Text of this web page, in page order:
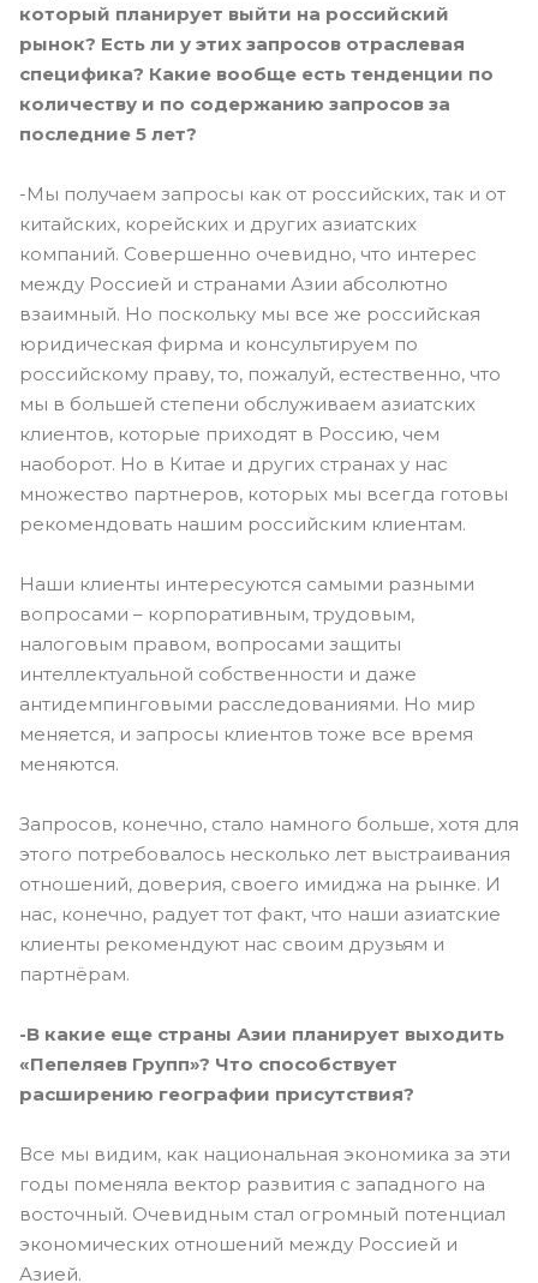
который планирует выйти на российский
рынок? Есть ли у этих запросов отраслевая
специфика? Какие вообще есть тенденции по
количеству и по содержанию запросов за
последние 5 лет?
-Мы получаем запросы как от российских, так и от
китайских, корейских и других азиатских
компаний. Совершенно очевидно, что интерес
между Россией и странами Азии абсолютно
взаимный. Но поскольку мы все же российская
юридическая фирма и консультируем по
российскому праву, то, пожалуй, естественно, что
мы в большей степени обслуживаем азиатских
клиентов, которые приходят в Россию, чем
наоборот. Но в Китае и других странах у нас
множество партнеров, которых мы всегда готовы
рекомендовать нашим российским клиентам.
Наши клиенты интересуются самыми разными
вопросами – корпоративным, трудовым,
налоговым правом, вопросами защиты
интеллектуальной собственности и даже
антидемпинговыми расследованиями. Но мир
меняется, и запросы клиентов тоже все время
меняются.
Запросов, конечно, стало намного больше, хотя для
этого потребовалось несколько лет выстраивания
отношений, доверия, своего имиджа на рынке. И
нас, конечно, радует тот факт, что наши азиатские
клиенты рекомендуют нас своим друзьям и
партнёрам.
-В какие еще страны Азии планирует выходить
«Пепеляев Групп»? Что способствует
расширению географии присутствия?
Все мы видим, как национальная экономика за эти
годы поменяла вектор развития с западного на
восточный. Очевидным стал огромный потенциал
экономических отношений между Россией и
Азией.